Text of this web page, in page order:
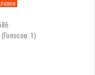
(Голосов: 1 )